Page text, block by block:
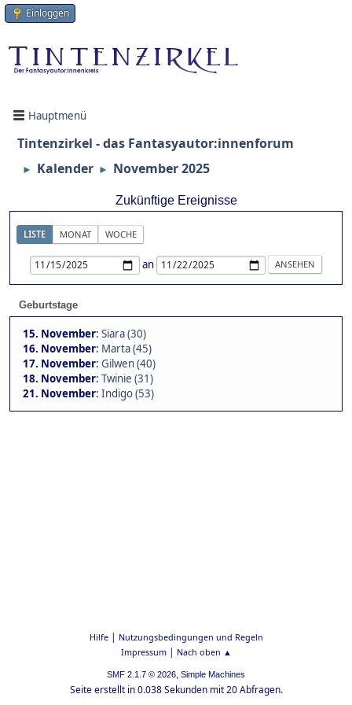
Einloggen
Hauptmenü
Tintenzirkel - das Fantasyautor:innenforum
► Kalender ► November 2025
Zukünftige Ereignisse
LISTE MONAT WOCHE
an
Geburtstage
15. November: Siara (30)
16. November: Marta (45)
17. November: Gilwen (40)
18. November: Twinie (31)
21. November: Indigo (53)
Hilfe| Nutzungsbedingungen und Regeln
Impressum| Nach oben ▲
SMF 2.1.7 © 2026, Simple Machines
Seite erstellt in 0.038 Sekunden mit 20 Abfragen.